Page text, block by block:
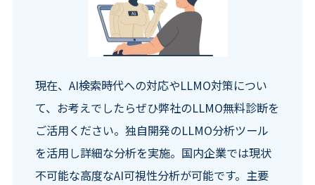
現在、AI検索時代への対応やLLMO対策につい
て、お考えでしたらぜひ弊社のLLMO無料診断を
ご活用ください。独自開発のLLMO分析ツール
を活用し詳細な分析を実施。国内企業では現状
不可能な高度なAI可視性分析が可能です。主要